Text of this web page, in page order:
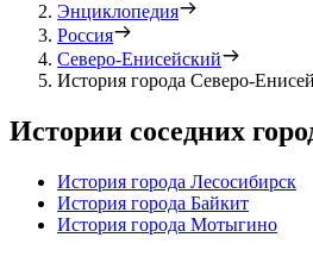
Энциклопедия
Россия
Северо-Енисейский
История города Северо-
Истории соседних
История города Лесосибирск
История города Байкит
История города Мотыгино